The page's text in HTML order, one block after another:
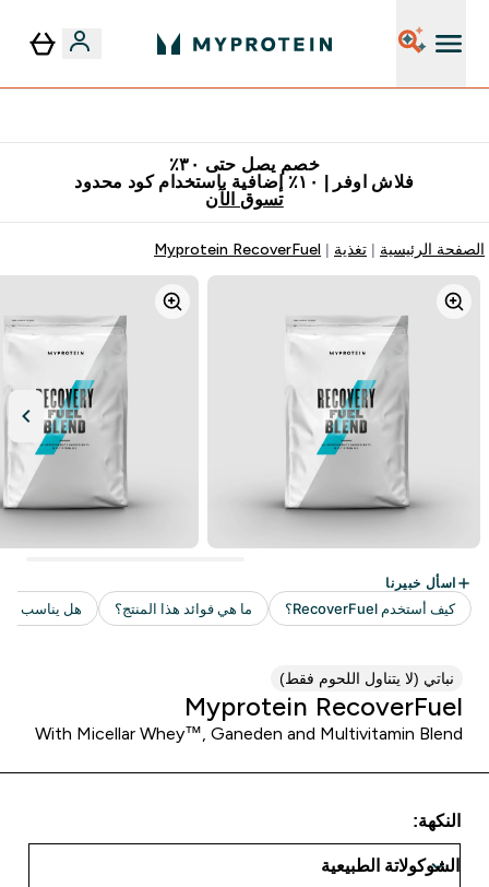
خصم يصل حتى ٣٠٪
فلاش اوفر | ١٠٪ إضافية باستخدام كود محدود
تسوق الآن
الصفحة الرئيسية تغذية Myprotein RecoverFuel
نباتي (لا يتناول اللحوم فقط)
Myprotein RecoverFuel
With Micellar Whey™, Ganeden and Multivitamin Blend
النكهة: